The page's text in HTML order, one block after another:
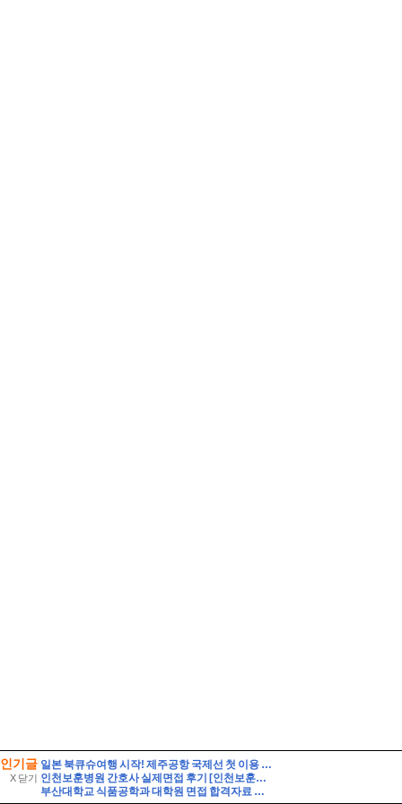
인기글
X 닫기
일본 북큐슈여행 시작! 제주공항 국제선 첫 이용 후기, 출국 준비부터 바이오정보 등록까지
인천보훈병원 간호사 실제면접 후기 [인천보훈병원 간호사 면접 기출 및 모범 답변 60선과 인천보훈병원 간호사 면접 지원 8인의 후기] 필수 직무상식 및 정보 30선 수록 - Hap
부산대학교 식품공학과 대학원 면접 합격자료 자기소개 스크립트 및 실제 면접 합격 답안 - pics